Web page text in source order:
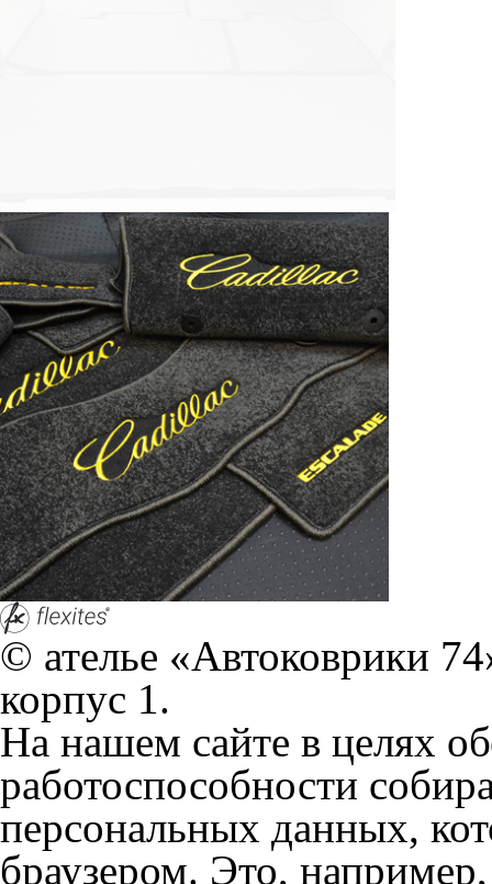
© ателье «Автоковрики
корпус 1.
На нашем сайте в целях
работоспособности
персональных данных,
браузером. Это,
и т.д. Если Вы
согласие на обработку
Положении по обработке
+7 (351) 277 91 67